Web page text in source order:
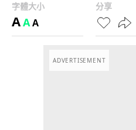
字體大小
AAA
分享
ADVERTISEMENT